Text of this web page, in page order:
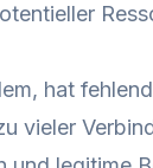
hat
vieler